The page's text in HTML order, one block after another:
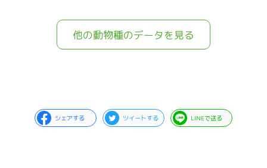
他の動物種のデータを見る
シェアする ツイートする LINEで送る